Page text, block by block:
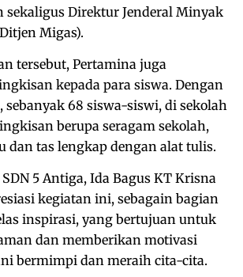
sekaligus Direktur Jenderal Minyak
Migas).
tersebut, Pertamina juga
kepada para siswa. Dengan
sebanyak 68 siswa-siswi, di sekolah
berupa seragam sekolah,
dan tas lengkap dengan alat tulis.
5 Antiga, Ida Bagus KT Krisna
kegiatan ini, sebagain bagian
inspirasi, yang bertujuan untuk
dan memberikan motivasi
bermimpi dan meraih cita-cita.